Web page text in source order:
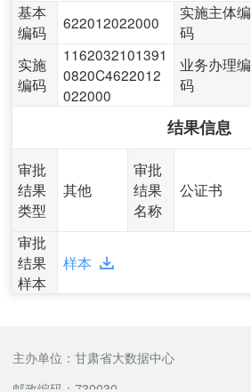
基本
编码
622012022000
实施主体编
码
实施
编码
1162032101391
0820C4622012
022000
业务办理编
码
结果信息
审批
结果
类型
其他
审批
结果
名称
公证书
审批
结果
样本
样本
主办单位：甘肃省大数据中心
邮政编码：730030